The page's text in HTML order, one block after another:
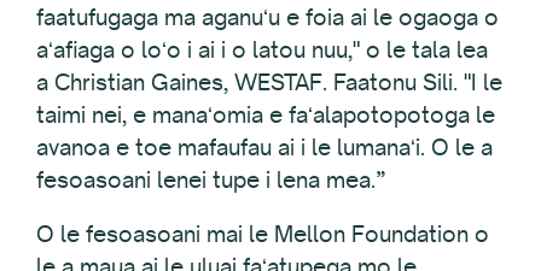
faatufugaga ma aganuʻu e foia ai le ogaoga o
aʻafiaga o loʻo i ai i o latou nuu," o le tala lea
a Christian Gaines, WESTAF. Faatonu Sili. "I le
taimi nei, e manaʻomia e faʻalapotopotoga le
avanoa e toe mafaufau ai i le lumanaʻi. O le a
fesoasoani lenei tupe i lena mea.”
O le fesoasoani mai le Mellon Foundation o